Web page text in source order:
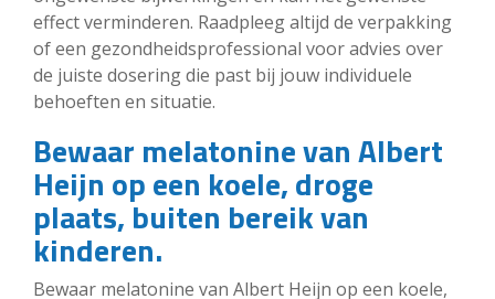
effect verminderen. Raadpleeg altijd de verpakking
of een gezondheidsprofessional voor advies over
de juiste dosering die past bij jouw individuele
behoeften en situatie.
Bewaar melatonine van Albert
Heijn op een koele, droge
plaats, buiten bereik van
kinderen.
Bewaar melatonine van Albert Heijn op een koele,